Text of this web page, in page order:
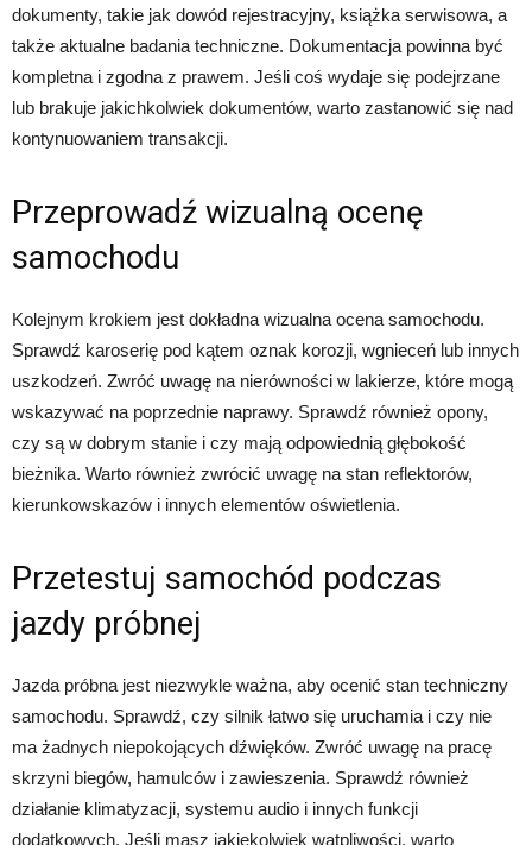
dokumenty, takie jak dowód rejestracyjny, książka serwisowa, a
także aktualne badania techniczne. Dokumentacja powinna być
kompletna i zgodna z prawem. Jeśli coś wydaje się podejrzane
lub brakuje jakichkolwiek dokumentów, warto zastanowić się nad
kontynuowaniem transakcji.
Przeprowadź wizualną ocenę
samochodu
Kolejnym krokiem jest dokładna wizualna ocena samochodu.
Sprawdź karoserię pod kątem oznak korozji, wgnieceń lub innych
uszkodzeń. Zwróć uwagę na nierówności w lakierze, które mogą
wskazywać na poprzednie naprawy. Sprawdź również opony,
czy są w dobrym stanie i czy mają odpowiednią głębokość
bieżnika. Warto również zwrócić uwagę na stan reflektorów,
kierunkowskazów i innych elementów oświetlenia.
Przetestuj samochód podczas
jazdy próbnej
Jazda próbna jest niezwykle ważna, aby ocenić stan techniczny
samochodu. Sprawdź, czy silnik łatwo się uruchamia i czy nie
ma żadnych niepokojących dźwięków. Zwróć uwagę na pracę
skrzyni biegów, hamulców i zawieszenia. Sprawdź również
działanie klimatyzacji, systemu audio i innych funkcji
dodatkowych. Jeśli masz jakiekolwiek wątpliwości, warto